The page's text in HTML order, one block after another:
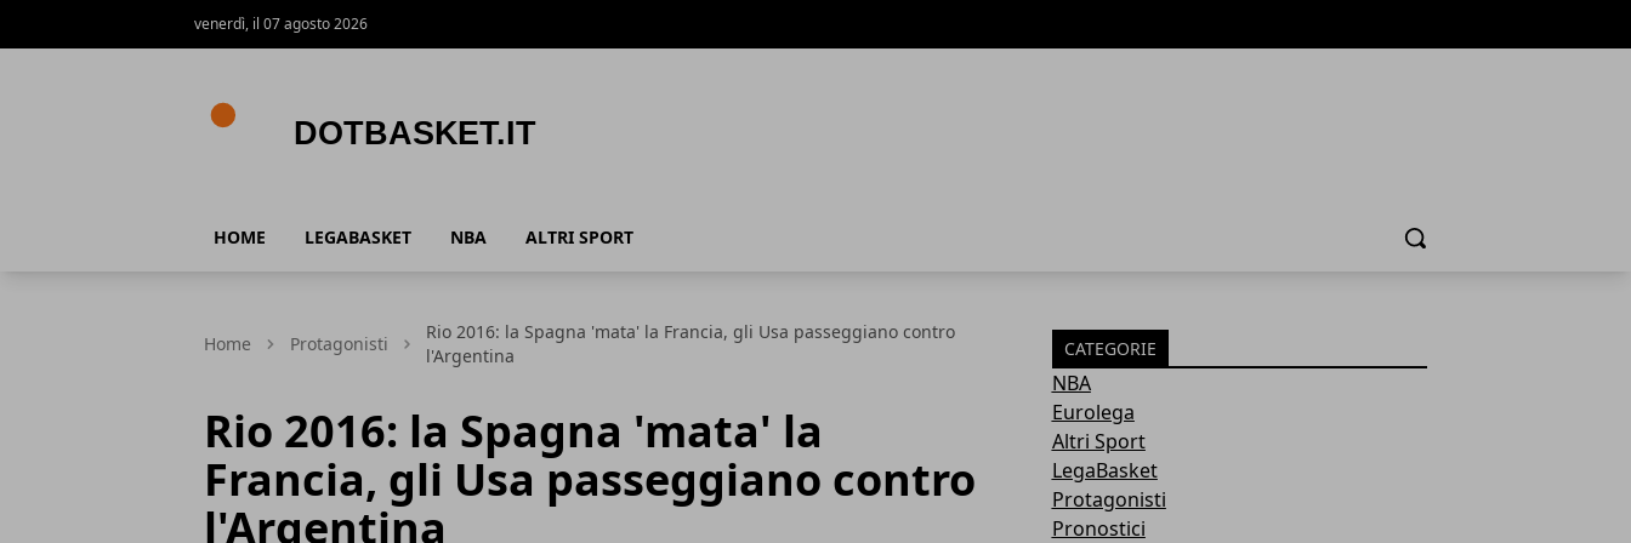
venerdì, il 07 agosto 2026
HOME LEGABASKET NBA ALTRI SPORT Cerca
Home Protagonisti
Rio 2016: la Spagna 'mata' la Francia, gli Usa passeggiano contro
l'Argentina
Rio 2016: la Spagna 'mata' la
Francia, gli Usa passeggiano contro
l'Argentina
CATEGORIE
NBA
Eurolega
Altri Sport
LegaBasket
Protagonisti
Pronostici